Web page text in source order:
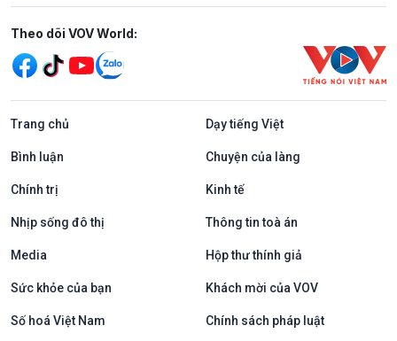
Mạng xã hội
Theo dõi VOV World:
Trang chủ Dạy tiếng Việt
Bình luận Chuyện của làng
Chính trị Kinh tế
Nhịp sống đô thị Thông tin toà án
Media Hộp thư thính giả
Sức khỏe của bạn Khách mời của VOV
Số hoá Việt Nam Chính sách pháp luật